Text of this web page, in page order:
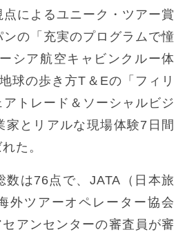
点によるユニーク・ツアー賞
の「充実のプログラムで憧
シア航空キャビンクルー体
球の歩き方T＆Eの「フィリ
トレード＆ソーシャルビジ
家とリアルな現場体験7日間
た。
数は76点で、JATA（日本旅
外ツアーオペレーター協会
セアンセンターの審査員が審